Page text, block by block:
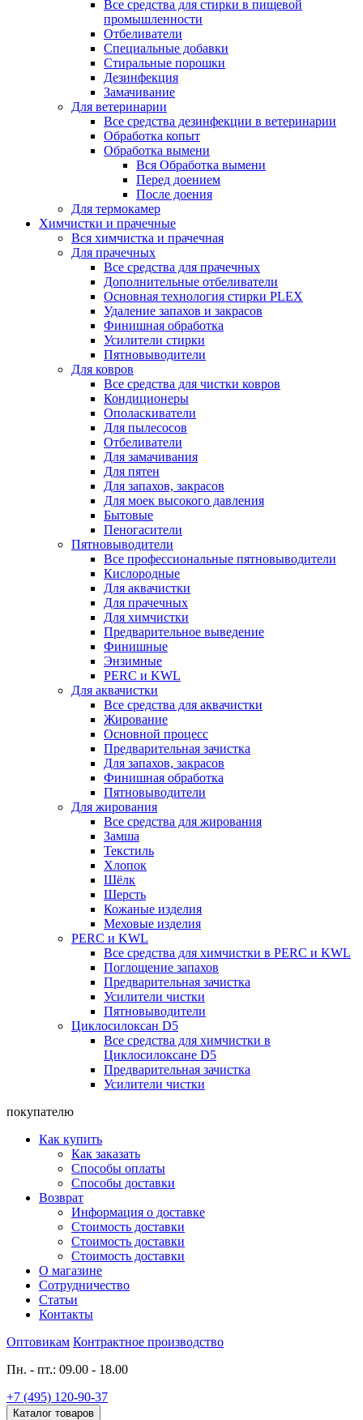
Все средства для стирки в пищевой
промышленности
Отбеливатели
Специальные добавки
Стиральные порошки
Дезинфекция
Замачивание
Для ветеринарии
Все средства дезинфекции в ветеринарии
Обработка копыт
Обработка вымени
Вся Обработка вымени
Перед доением
После доения
Для термокамер
Химчистки и прачечные
Вся химчистка и прачечная
Для прачечных
Все средства для прачечных
Дополнительные отбеливатели
Основная технология стирки PLEX
Удаление запахов и закрасов
Финишная обработка
Усилители стирки
Пятновыводители
Для ковров
Все средства для чистки ковров
Кондиционеры
Ополаскиватели
Для пылесосов
Отбеливатели
Для замачивания
Для пятен
Для запахов, закрасов
Для моек высокого давления
Бытовые
Пеногасители
Пятновыводители
Все профессиональные пятновыводители
Кислородные
Для аквачистки
Для прачечных
Для химчистки
Предварительное выведение
Финишные
Энзимные
PERC и KWL
Для аквачистки
Все средства для аквачистки
Жирование
Основной процесс
Предварительная зачистка
Для запахов, закрасов
Финишная обработка
Пятновыводители
Для жирования
Все средства для жирования
Замша
Текстиль
Хлопок
Шёлк
Шерсть
Кожаные изделия
Меховые изделия
PERC и KWL
Все средства для химчистки в PERC и KWL
Поглощение запахов
Предварительная зачистка
Усилители чистки
Пятновыводители
Циклосилоксан D5
Все средства для химчистки в
Циклосилоксане D5
Предварительная зачистка
Усилители чистки
покупателю
Как купить
Как заказать
Способы оплаты
Способы доставки
Возврат
Информация о доставке
Стоимость доставки
Стоимость доставки
Стоимость доставки
О магазине
Сотрудничество
Статьи
Контакты
Оптовикам Контрактное производство
Пн. - пт.: 09.00 - 18.00
+7 (495) 120-90-37
Каталог товаров